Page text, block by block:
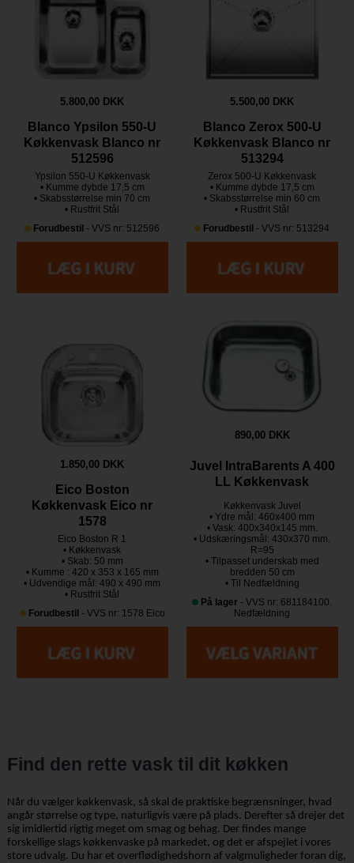
5.800,00 DKK
Blanco Ypsilon 550-U
Køkkenvask Blanco nr
512596
Ypsilon 550-U Køkkenvask
• Kumme dybde 17,5 cm
• Skabsstørrelse min 70 cm
• Rustfrit Stål
Forudbestil - VVS nr: 512596
5.500,00 DKK
Blanco Zerox 500-U
Køkkenvask Blanco nr
513294
Zerox 500-U Køkkenvask
• Kumme dybde 17,5 cm
• Skabsstørrelse min 60 cm
• Rustfrit Stål
Forudbestil - VVS nr: 513294
1.850,00 DKK
Eico Boston
Køkkenvask Eico nr
1578
Eico Boston R 1
• Køkkenvask
• Skab: 50 mm
• Kumme : 420 x 353 x 165 mm
• Udvendige mål: 490 x 490 mm
• Rustfrit Stål
Forudbestil- VVS nr: 1578 Eico
890,00 DKK
Juvel IntraBarents A 400
LL Køkkenvask
Køkkenvask Juvel
• Ydre mål: 460x400 mm
• Vask: 400x340x145 mm.
• Udskæringsmål: 430x370 mm.
R=95
• Tilpasset underskab med
bredden 50 cm
• Til Nedfældning
På lager - VVS nr: 681184100.
Nedfældning
Find den rette vask til dit køkken
Når du vælger køkkenvask, så skal de praktiske begrænsninger, hvad
angår størrelse og type, naturligvis være på plads. Derefter så drejer det
sig imidlertid rigtig meget om smag og behag. Der findes mange
forskellige slags køkkenvaske på markedet, og det er afspejlet i vores
store udvalg. Du har et overflødighedshorn af valgmuligheder foran dig,